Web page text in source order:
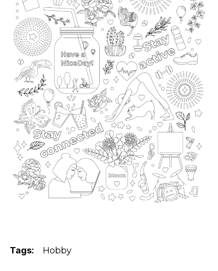
Tags: Hobby